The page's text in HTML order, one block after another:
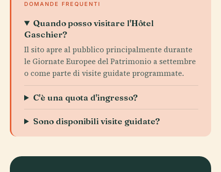
DOMANDE FREQUENTI
Quando posso visitare l'Hôtel
Gaschier?
Il sito apre al pubblico principalmente durante
le Giornate Europee del Patrimonio a settembre
o come parte di visite guidate programmate.
C'è una quota d'ingresso?
Sono disponibili visite guidate?